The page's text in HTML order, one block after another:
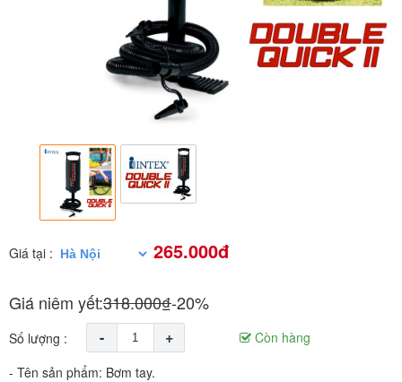
Giá tại : 265.000đ
Giá niêm yết:318.000₫-20%
Số lượng : - +
Còn hàng
- Tên sản phẩm: Bơm tay.